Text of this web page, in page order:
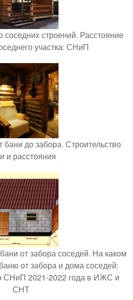
соседних строений. Расстояние
участка: СНиП
до забора. Строительство
и расстояния
от забора соседей. На каком
от забора и дома соседей:
СНиП 2021-2022 года в ИЖС и
СНТ